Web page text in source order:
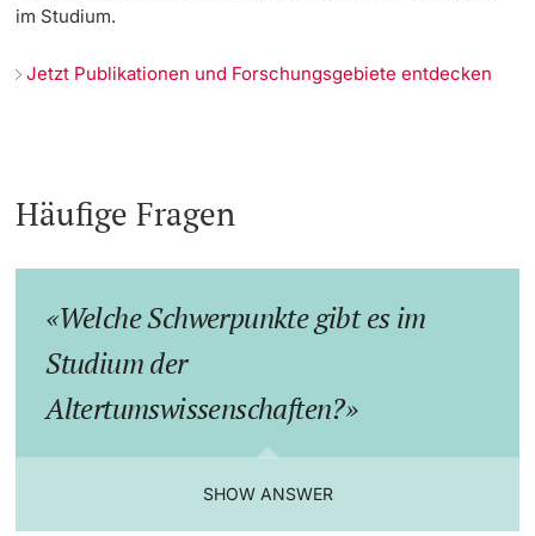
im Studium.
Jetzt Publikationen und Forschungsgebiete entdecken
Häufige Fragen
Welche Schwerpunkte gibt es im
Studium der
Altertumswissenschaften?
SHOW ANSWER